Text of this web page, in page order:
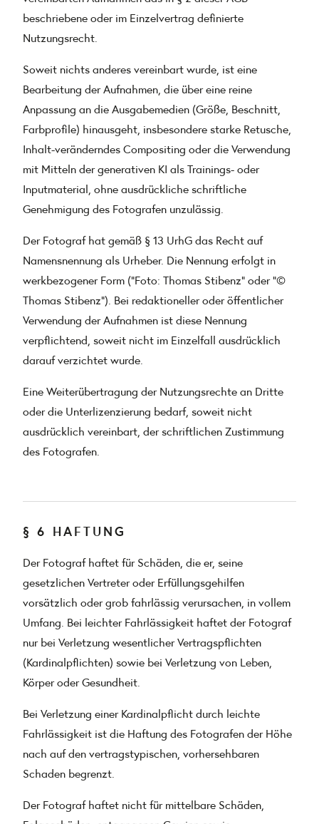
beschriebene oder im Einzelvertrag definierte
Nutzungsrecht.
Soweit nichts anderes vereinbart wurde, ist eine
Bearbeitung der Aufnahmen, die über eine reine
Anpassung an die Ausgabemedien (Größe, Beschnitt,
Farbprofile) hinausgeht, insbesondere starke Retusche,
Inhalt-veränderndes Compositing oder die Verwendung
mit Mitteln der generativen KI als Trainings- oder
Inputmaterial, ohne ausdrückliche schriftliche
Genehmigung des Fotografen unzulässig.
Der Fotograf hat gemäß § 13 UrhG das Recht auf
Namensnennung als Urheber. Die Nennung erfolgt in
werkbezogener Form ("Foto: Thomas Stibenz" oder "©
Thomas Stibenz"). Bei redaktioneller oder öffentlicher
Verwendung der Aufnahmen ist diese Nennung
verpflichtend, soweit nicht im Einzelfall ausdrücklich
darauf verzichtet wurde.
Eine Weiterübertragung der Nutzungsrechte an Dritte
oder die Unterlizenzierung bedarf, soweit nicht
ausdrücklich vereinbart, der schriftlichen Zustimmung
des Fotografen.
§ 6 HAFTUNG
Der Fotograf haftet für Schäden, die er, seine
gesetzlichen Vertreter oder Erfüllungsgehilfen
vorsätzlich oder grob fahrlässig verursachen, in vollem
Umfang. Bei leichter Fahrlässigkeit haftet der Fotograf
nur bei Verletzung wesentlicher Vertragspflichten
(Kardinalpflichten) sowie bei Verletzung von Leben,
Körper oder Gesundheit.
Bei Verletzung einer Kardinalpflicht durch leichte
Fahrlässigkeit ist die Haftung des Fotografen der Höhe
nach auf den vertragstypischen, vorhersehbaren
Schaden begrenzt.
Der Fotograf haftet nicht für mittelbare Schäden,